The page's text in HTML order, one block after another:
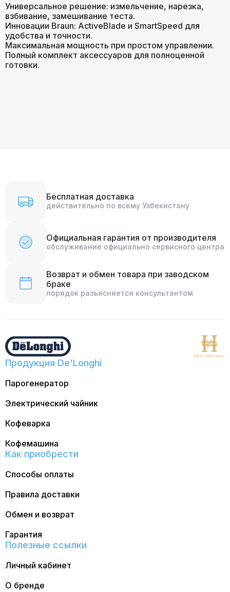
Универсальное решение: измельчение, нарезка,
взбивание, замешивание теста.
Инновации Braun: ActiveBlade и SmartSpeed для
удобства и точности.
Максимальная мощность при простом управлении.
Полный комплект аксессуаров для полноценной
готовки.
Бесплатная доставка
действительно по всему Узбекистану
Официальная гарантия от производителя
обслуживание официально сервисного центра
Возврат и обмен товара при заводском
браке
порядок разъясняется консультантом
Продукция De'Longhi
Парогенератор
Электрический чайник
Кофеварка
Кофемашина
Как приобрести
Способы оплаты
Правила доставки
Обмен и возврат
Гарантия
Полезные ссылки
Личный кабинет
О бренде